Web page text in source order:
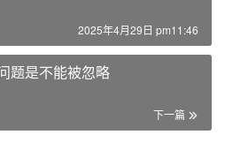
2025年4月29日 pm11:46
题是不能被忽略
下一篇